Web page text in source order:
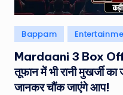
Posted
in
Bappam
Mardaani 3 Box
तूफान में भी रानी मुखर्जी
जानकर चौंक जाएंगे आप!